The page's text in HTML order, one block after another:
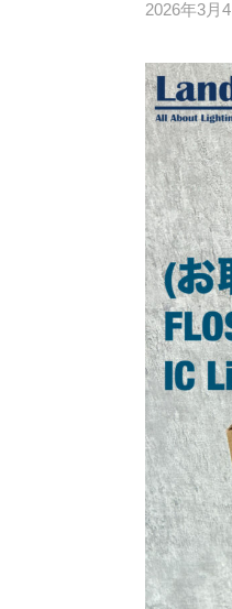
2026年3月4